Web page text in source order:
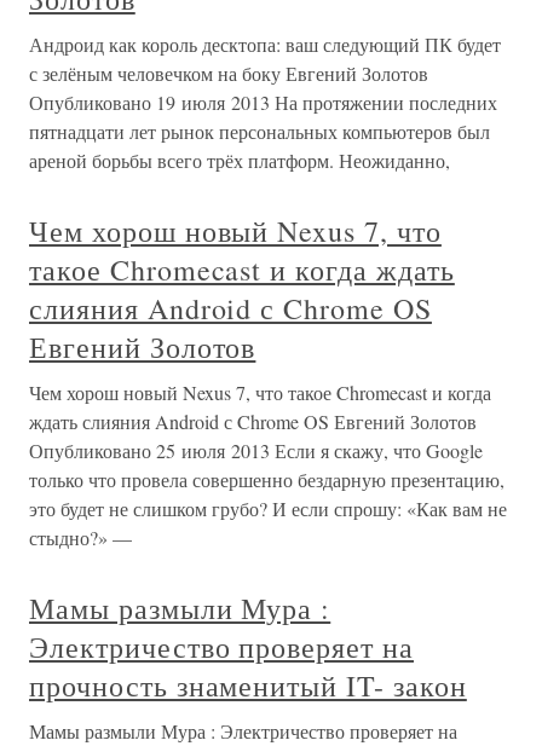
Андроид как король десктопа: ваш следующий ПК будет
с зелёным человечком на боку Евгений Золотов
Опубликовано 19 июля 2013 На протяжении последних
пятнадцати лет рынок персональных компьютеров был
ареной борьбы всего трёх платформ. Неожиданно,
Чем хорош новый Nexus 7, что
такое Chromecast и когда ждать
слияния Android с Chrome OS
Евгений Золотов
Чем хорош новый Nexus 7, что такое Chromecast и когда
ждать слияния Android с Chrome OS Евгений Золотов
Опубликовано 25 июля 2013 Если я скажу, что Google
только что провела совершенно бездарную презентацию,
это будет не слишком грубо? И если спрошу: «Как вам не
стыдно?» —
Мамы размыли Мура :
Электричество проверяет на
прочность знаменитый IT- закон
Мамы размыли Мура : Электричество проверяет на